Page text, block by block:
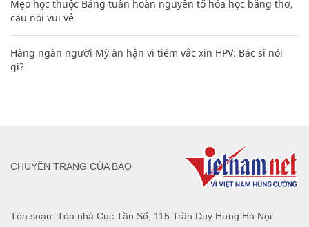
Mẹo học thuộc Bảng tuần hoàn nguyên tố hóa học bằng thơ,
câu nói vui vẻ
Hàng ngàn người Mỹ ân hận vì tiêm vắc xin HPV: Bác sĩ nói
gì?
Tòa soạn: Tòa nhà Cục Tần Số, 115 Trần Duy Hưng Hà Nội
CHUYÊN TRANG CỦA BÁO